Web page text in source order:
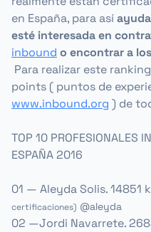
en España, para así
esté interesada en
inbound o encontrar a
Para realizar este
points ( puntos de
www.inbound.org ) de
TOP 10 PROFESIONALES
ESPAÑA 2016
01 — Aleyda Solis. 14851
certificaciones) @aleyda
02 —Jordi Navarrete.